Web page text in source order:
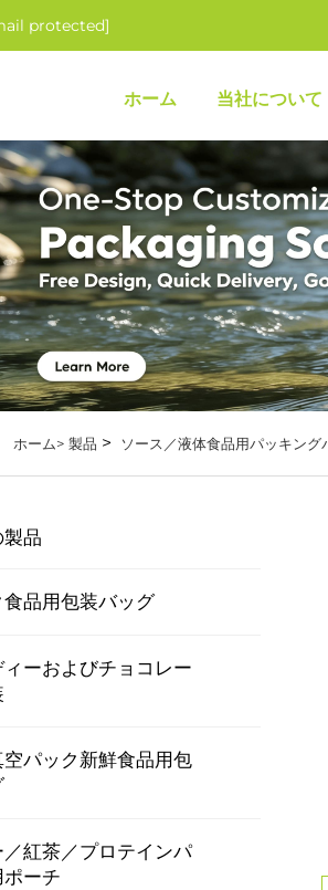
protected]
ホーム 当社について
ホーム> 製品 > ソース／液体食品用パッキング
品
品用包装バッグ
ーおよびチョコレー
パック新鮮食品用包
／紅茶／プロテインパ
ポーチ